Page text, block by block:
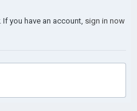
you have an account, sign in now